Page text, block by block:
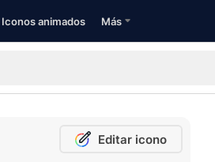
Iconos animados Más
Editar icono